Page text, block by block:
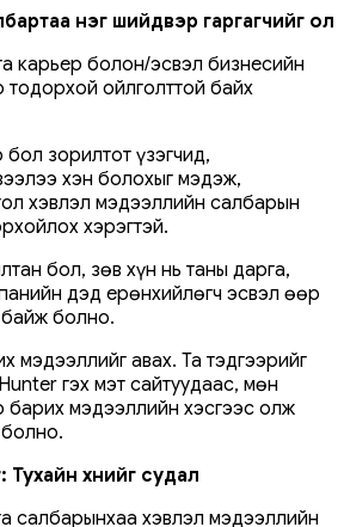
нэг шийдвэр гаргагчийг ол
карьер болон/эсвэл бизнесийн
тодорхой ойлголттой байх
зорилтот үзэгчид,
хэн болохыг мэдэж,
хэвлэл мэдээллийн салбарын
хэрэгтэй.
бол, зөв хүн нь таны дарга,
дэд ерөнхийлөгч эсвэл өөр
болно.
мэдээллийг авах. Та тэдгээрийг
гэх мэт сайтуудаас, мөн
мэдээллийн хэсгээс олж
Тухайн хүнийг судал
салбарынхаа хэвлэл мэдээллийн